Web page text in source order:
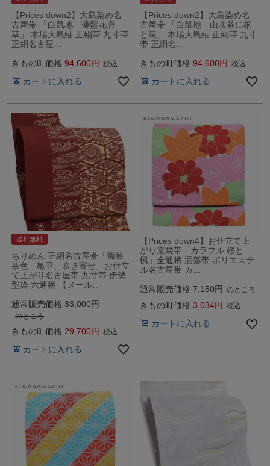
【Prices down2】大島染め名
古屋帯 「白鼠地 薄藍花唐
草」 本場大島紬 正絹帯 九寸帯
正絹名古屋…
きもの町価格 94,600 税込
カートに入れる
【Prices down2】大島染め名
古屋帯 「白鼠地 山吹茶に桐
と菊」 本場大島紬 正絹帯 九寸
帯 正絹名…
きもの町価格 94,600 税込
カートに入れる
送料無料
ちりめん 正絹名古屋帯「葡萄
茶色 亀甲、吹き寄せ」お仕立
て上がり名古屋帯 九寸帯 伊勢
型染 六通柄 【メール…
通常販売価格 33,000
のところ
きもの町価格 29,700 税込
カートに入れる
【Prices down4】お仕立て上
がり京袋帯「カラフル 桜と
楓」全通柄 洒落帯 ポリエステ
ル名古屋帯 カ…
通常販売価格 7,150 のところ
きもの町価格 3,034 税込
カートに入れる